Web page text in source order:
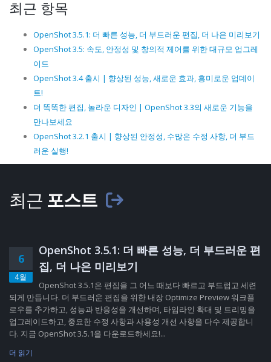
최근 항목
OpenShot 3.5.1: 더 빠른 성능, 더 부드러운 편집, 더 나은 미리보기
OpenShot 3.5: 속도, 안정성 및 창의적 제어를 위한 대규모 업그레
이드
OpenShot 3.4 출시 | 향상된 성능, 새로운 효과, 흥미로운 업데이
트!
더 똑똑한 편집, 놀라운 디자인 | OpenShot 3.3의 새로운 기능을
만나보세요
OpenShot 3.2.1 출시 | 향상된 안정성, 수많은 수정 사항, 더 부드
러운 실행!
최근 포스트
6
4월
OpenShot 3.5.1: 더 빠른 성능, 더 부드러운 편
집, 더 나은 미리보기
OpenShot 3.5.1은 편집을 그 어느 때보다 빠르고 부드럽고 세련
되게 만듭니다. 더 부드러운 편집을 위한 내장 Optimize Preview 워크플
로우를 추가하고, 성능과 반응성을 개선하며, 타임라인 확대 및 트리밍을
업그레이드하고, 중요한 수정 사항과 사용성 개선 사항을 다수 제공합니
다. 지금 OpenShot 3.5.1을 다운로드하세요!...
더 읽기